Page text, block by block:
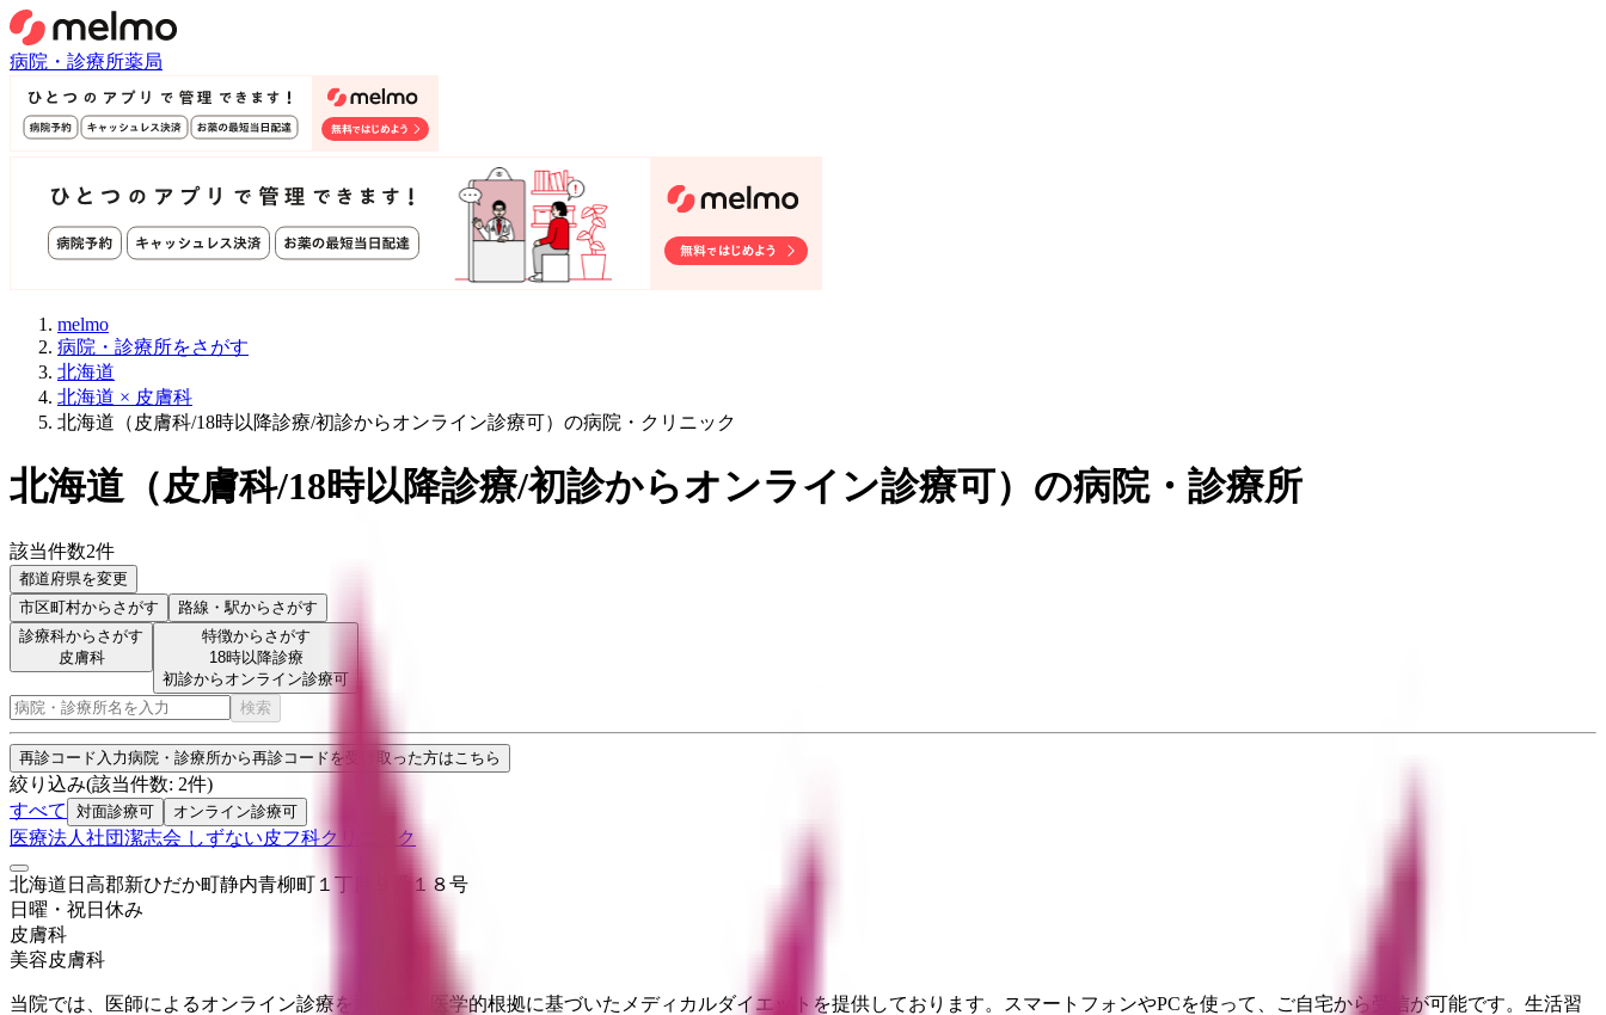
病院・診療所薬局
melmo
病院・診療所をさがす
北海道
北海道 × 皮膚科
北海道（皮膚科/18時以降診療/初診からオンライン診療可）の病院・クリニック
北海道（皮膚科/18時以降診療/初診からオンライン診療可） の病院・診療所
該当件数2件
都道府県を変更
市区町村からさがす 路線・駅からさがす
診療科からさがす
皮膚科
特徴からさがす
18時以降診療
初診からオンライン診療可
検索
再診コード入力病院・診療所から再診コードを受け取った方はこちら
絞り込み(該当件数: 2件)
すべて
対面診療可 オンライン診療可
医療法人社団潔志会 しずない皮フ科クリニック
北海道日高郡新ひだか町静内青柳町１丁目９番１８号
日曜・祝日 休み
皮膚科
美容皮膚科
当院では、医師によるオンライン診療を通じて、医学的根拠に基づいたメディカルダイエットを提供しております。スマートフォンやPCを使って、ご自宅から受信が可能です。生活習